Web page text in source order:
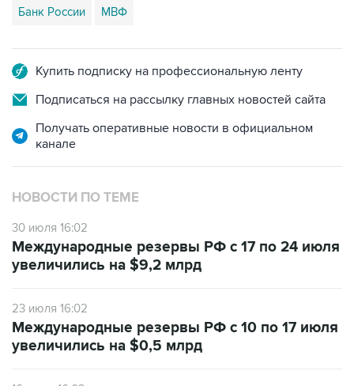
Банк России МВФ
Купить подписку на профессиональную ленту
Подписаться на рассылку главных новостей сайта
Получать оперативные новости в официальном
канале
НОВОСТИ ПО ТЕМЕ
30 июля 16:02
Международные резервы РФ с 17 по 24 июля
увеличились на $9,2 млрд
23 июля 16:02
Международные резервы РФ с 10 по 17 июля
увеличились на $0,5 млрд